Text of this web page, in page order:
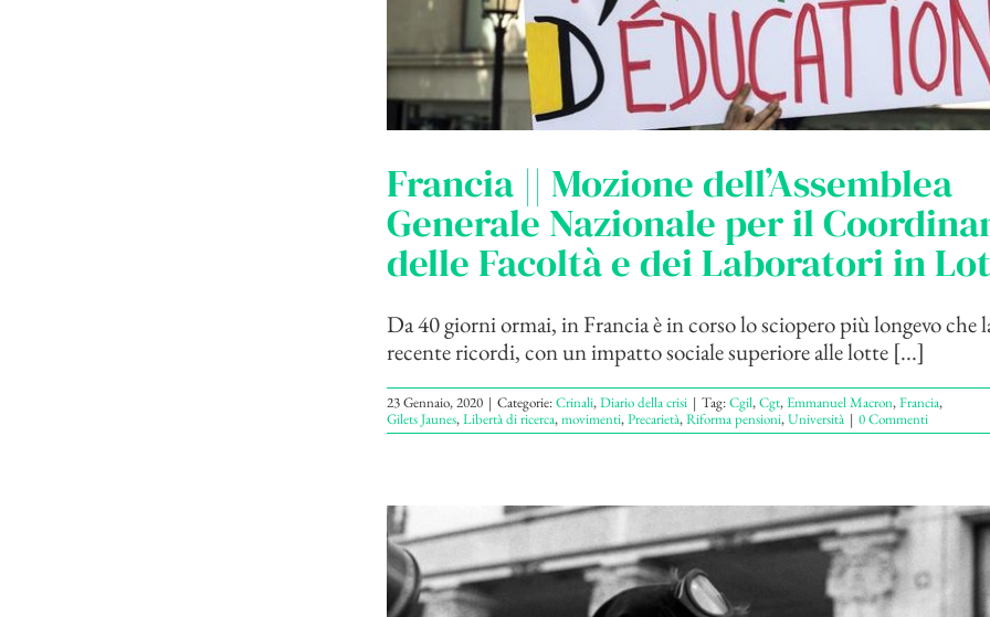
Francia || Mozione dell’Assemblea
Generale Nazionale per il
delle Facoltà e dei Laboratori in
Da 40 giorni ormai, in Francia è in corso lo sciopero più longevo che
recente ricordi, con un impatto sociale superiore alle lotte [...]
23 Gennaio, 2020 | Categorie:Crinali,Diario della crisi | Tag:Cgil,Cgt,Emmanuel Macron,Francia,
Gilets Jaunes,Libertà di ricerca,movimenti,Precarietà,Riforma pensioni,Università | 0 Commenti